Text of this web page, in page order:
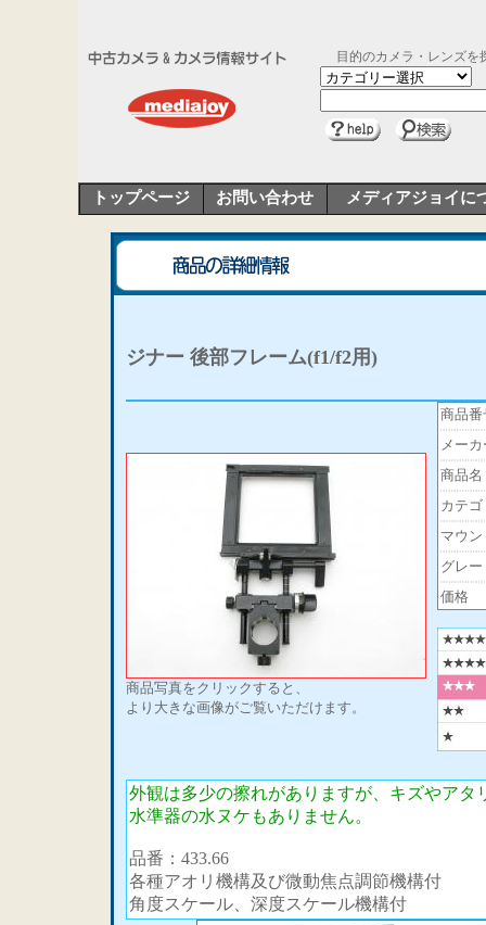
目的のカメラ・レンズを
トップページ お問い合わせ メディアジョイに
ジナー 後部フレーム(f1/f2用)
商品写真をクリックすると、
より大きな画像がご覧いただけます。
商品番
メーカ
商品名
カテゴ
マウ
グレー
価格
外観は多少の擦れがありますが、キズやアタ
水準器の水ヌケもありません。
品番：433.66
各種アオリ機構及び微動焦点調節機構付
角度スケール、深度スケール機構付